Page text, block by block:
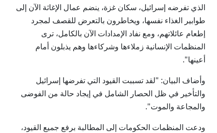
الذي تفرضه إسرائيل، سكان غزة، ينضم عمال الإغاثة الآن إلى
طوابير الغذاء نفسها، ويخاطرون بالتعرض للقصف لمجرد
إطعام عائلاتهم، ومع نفاد الإمدادات الآن بالكامل، ترى
المنظمات الإنسانية زملاءها وشركاءها وهم يذبلون أمام
أعينها".
وأضاف البيان: "لقد تسببت القيود التي تفرضها إسرائيل
والتأخير في ظل الحصار الشامل في إيجاد حالة من الفوضى
والمجاعة والموت".
ودعت المنظمات الحكومات إلى المطالبة برفع جميع القيود،